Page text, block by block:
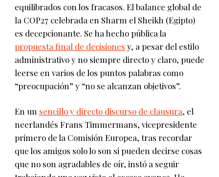
equilibrados con los fracasos. El balance global de
la COP27 celebrada en Sharm el Sheikh (Egipto)
es decepcionante. Se ha hecho pública la
propuesta final de decisiones y, a pesar del estilo
administrativo y no siempre directo y claro, puede
leerse en varios de los puntos palabras como
“preocupación” y “no se alcanzan objetivos”.
En un sencillo y directo discurso de clausura, el
neerlandés Frans Timmermans, vicepresidente
primero de la Comisión Europea, tras recordar
que los amigos solo lo son si pueden decirse cosas
que no son agradables de oír, instó a seguir